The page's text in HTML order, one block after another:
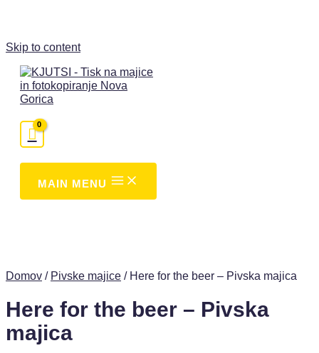
Skip to content
MAIN MENU
Domov / Pivske majice / Here for the beer – Pivska majica
Here for the beer – Pivska
majica